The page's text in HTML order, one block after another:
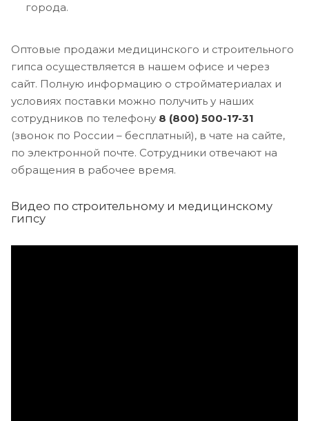
города.
Оптовые продажи медицинского и строительного
гипса осуществляется в нашем офисе и через
сайт. Полную информацию о стройматериалах и
условиях поставки можно получить у наших
сотрудников по телефону 8 (800) 500-17-31
(звонок по России – бесплатный), в чате на сайте,
по электронной почте. Сотрудники отвечают на
обращения в рабочее время.
Видео по строительному и медицинскому
гипсу